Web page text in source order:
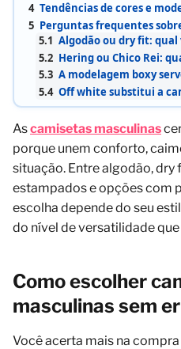
4 Tendências de cores e
5 Perguntas frequentes
5.1 Algodão ou dry fit: qual
5.2 Hering ou Chico Rei:
5.3 A modelagem boxy
5.4 Off white substitui a
Ascamisetas masculinas
porque unem conforto,
situação. Entre algodão, dry
estampados e opções com
escolha depende do seu
do nível de versatilidade
Como escolher
masculinas sem
Você acerta mais na